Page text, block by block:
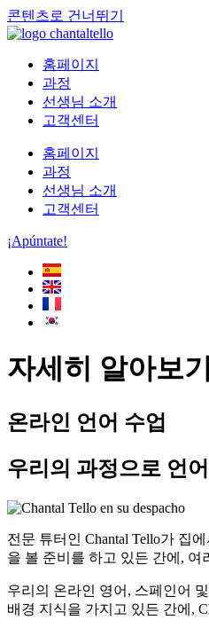
콘텐츠로 건너뛰기
홈페이지
과정
선생님 소개
고객센터
홈페이지
과정
선생님 소개
고객센터
¡Apúntate!
자세히 알아보기
온라인 언어 수업
우리의 과정으로 언
전문 튜터인 Chantal Tello가 집
을 볼 준비를 하고 있든 간에,
우리의 온라인 영어, 스페인어
배경 지식을 가지고 있든 간에,